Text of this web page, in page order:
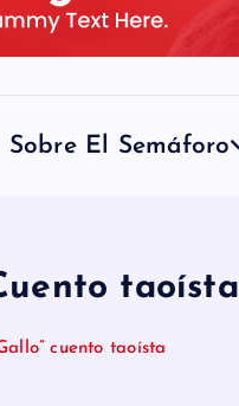
Sobre El Semáforo
taoísta
cuento taoísta